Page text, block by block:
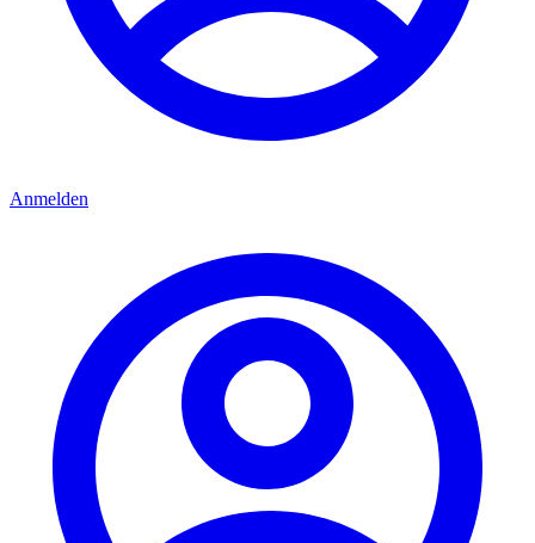
Anmelden